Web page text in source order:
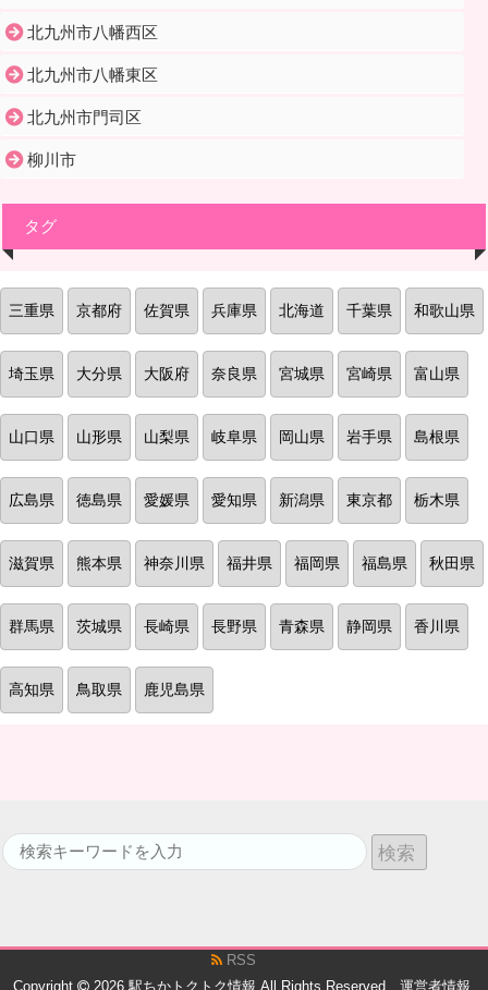
北九州市八幡西区
北九州市八幡東区
北九州市門司区
柳川市
タグ
三重県 京都府 佐賀県 兵庫県 北海道 千葉県 和歌山県
埼玉県 大分県 大阪府 奈良県 宮城県 宮崎県 富山県
山口県 山形県 山梨県 岐阜県 岡山県 岩手県 島根県
広島県 徳島県 愛媛県 愛知県 新潟県 東京都 栃木県
滋賀県 熊本県 神奈川県 福井県 福岡県 福島県 秋田県
群馬県 茨城県 長崎県 長野県 青森県 静岡県 香川県
高知県 鳥取県 鹿児島県
RSS
Copyright
2026 駅ちかトクトク情報 All Rights Reserved. 運営者情報